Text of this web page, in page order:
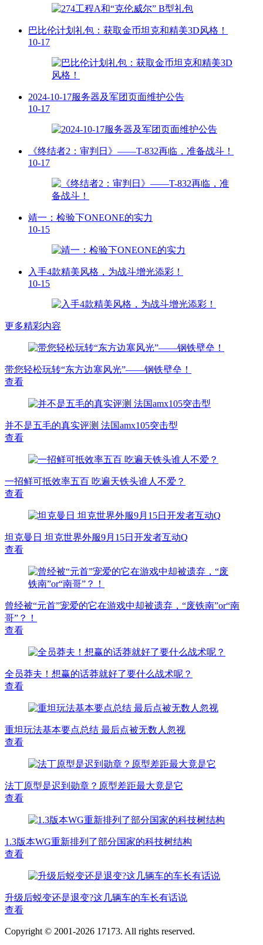
巴比伦计划礼包：获取金币坦克和精美3D风格！
10-17
2024-10-17服务器及军团页面维护公告
10-17
《终结者2：审判日》——T-832再临，准备战斗！
10-17
靖一：检验下ONEONE的实力
10-15
入手4款精美风格，为战斗增光添彩！
10-15
更多精彩内容
带您轻松玩转“东方边塞风光”——钢铁壁垒！
查看
并不是五毛的真实评测 法国amx105突击型
查看
一招鲜可抵效率五百 吃遍天铁头谁人不爱？
查看
坦克曼日 坦克世界外服9月15日开发者互动Q
查看
曾经被“元首”宠爱的它在游戏中却被遗弃，“废铁南”or“南
哥”？！
查看
全员莽夫！想赢的话莽就好了要什么战术呢？
查看
重坦玩法基本要点总结 最后点被无数人忽视
查看
法丁原型是迟到勋章？原型差距最大竟是它
查看
1.3版本WG重新排列了部分国家的科技树结构
查看
升级后蜕变还是退变?这几辆车的车长有话说
查看
Copyright © 2001-2026 17173. All rights reserved.